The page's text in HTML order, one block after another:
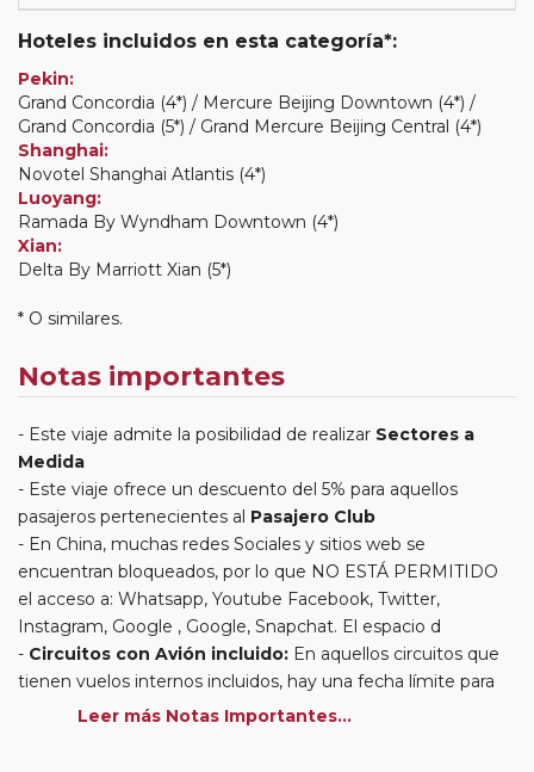
Hoteles incluidos en esta categoría*:
Pekin:
Grand Concordia (4*) / Mercure Beijing Downtown (4*) /
Grand Concordia (5*) / Grand Mercure Beijing Central (4*)
Shanghai:
Novotel Shanghai Atlantis (4*)
Luoyang:
Ramada By Wyndham Downtown (4*)
Xian:
Delta By Marriott Xian (5*)
* O similares.
Notas importantes
Este viaje admite la posibilidad de realizar Sectores a
Medida
Este viaje ofrece un descuento del 5% para aquellos
pasajeros pertenecientes al Pasajero Club
En China, muchas redes Sociales y sitios web se
encuentran bloqueados, por lo que NO ESTÁ PERMITIDO
el acceso a: Whatsapp, Youtube Facebook, Twitter,
Instagram, Google , Google, Snapchat. El espacio d
Circuitos con Avión incluido: En aquellos circuitos que
tienen vuelos internos incluidos, hay una fecha límite para
poder emitir billetes. Las reservas/emisión de los vuelos se
Leer más Notas Importantes...